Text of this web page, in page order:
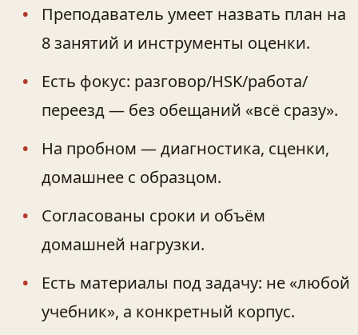
Преподаватель умеет назвать план на
8 занятий и инструменты оценки.
Есть фокус: разговор/HSK/работа/
переезд — без обещаний «всё сразу».
На пробном — диагностика, сценки,
домашнее с образцом.
Согласованы сроки и объём
домашней нагрузки.
Есть материалы под задачу: не «любой
учебник», а конкретный корпус.